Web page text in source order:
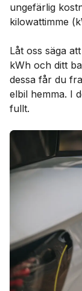
ungefärlig
kilowattimme
Låt oss säga
kWh och ditt
dessa får du
elbil hemma. I
fullt.